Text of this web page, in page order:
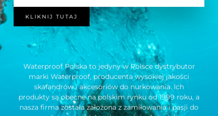
KLIKNIJ TUTAJ
Waterproof Polska to jedyny w Polsce dystrybutor
marki Waterproof, producenta wysokiej jakości
skafandrów i akcesoriów do nurkowania. Ich
produkty są obecne na polskim rynku od 1999 roku, a
nasza firma została założona z zamiłowania i pasji do